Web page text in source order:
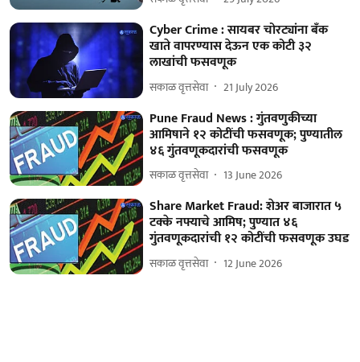
Cyber Crime : सायबर चोरट्यांना बँक
खाते वापरण्यास देऊन एक कोटी ३२
लाखांची फसवणूक
सकाळ वृत्तसेवा 21 July 2026
Pune Fraud News : गुंतवणुकीच्या
आमिषाने १२ कोटींची फसवणूक; पुण्यातील
४६ गुंतवणूकदारांची फसवणूक
सकाळ वृत्तसेवा 13 June 2026
Share Market Fraud: शेअर बाजारात ५
टक्के नफ्याचे आमिष; पुण्यात ४६
गुंतवणूकदारांची १२ कोटींची फसवणूक उघड
सकाळ वृत्तसेवा 12 June 2026